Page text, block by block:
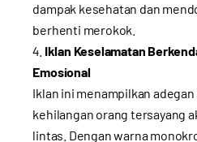
dampak kesehatan dan
berhenti merokok.
Iklan Keselamatan
Emosional
Iklan ini menampilkan
kehilangan orang tersayang
lintas. Dengan warna